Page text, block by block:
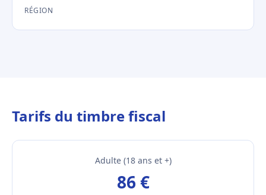
RÉGION
Tarifs du timbre fiscal
Adulte (18 ans et +)
86 €